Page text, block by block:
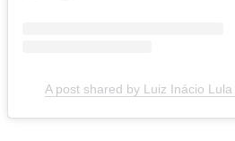
A post shared by Luiz Inácio